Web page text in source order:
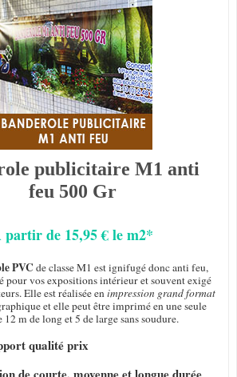
publicitaire M1 anti
feu 500 Gr
partir de 15,95 € le m2*
PVC de classe M1 est ignifugé donc anti feu,
pour vos expositions intérieur et souvent exigé
Elle est réalisée enimpression grand format
et elle peut être imprimé en une seule
12 m de long et 5 de large sans soudure.
qualité prix